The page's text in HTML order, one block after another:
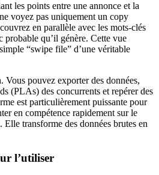
les points entre une annonce et la
voyez pas uniquement un copy
en parallèle avec les mots-clés
probable qu’il génère. Cette vue
“swipe file” d’une véritable
Vous pouvez exporter des données,
(PLAs) des concurrents et repérer des
est particulièrement puissante pour
en compétence rapidement sur le
transforme des données brutes en
l’utiliser